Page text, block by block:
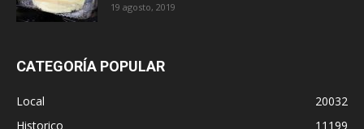
19 agosto, 2019
CATEGORÍA POPULAR
Local
20032
Historico
11199